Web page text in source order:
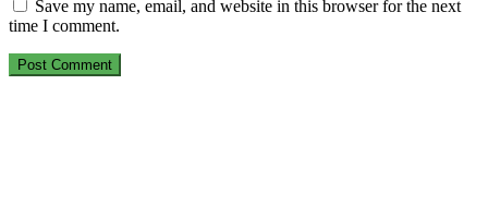
Save my name, email, and website in this browser for the next
time I comment.